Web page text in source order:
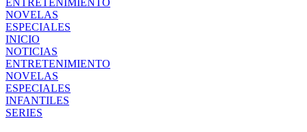
ENTRETENIMIENTO
NOVELAS
ESPECIALES
INICIO
NOTICIAS
ENTRETENIMIENTO
NOVELAS
ESPECIALES
INFANTILES
SERIES